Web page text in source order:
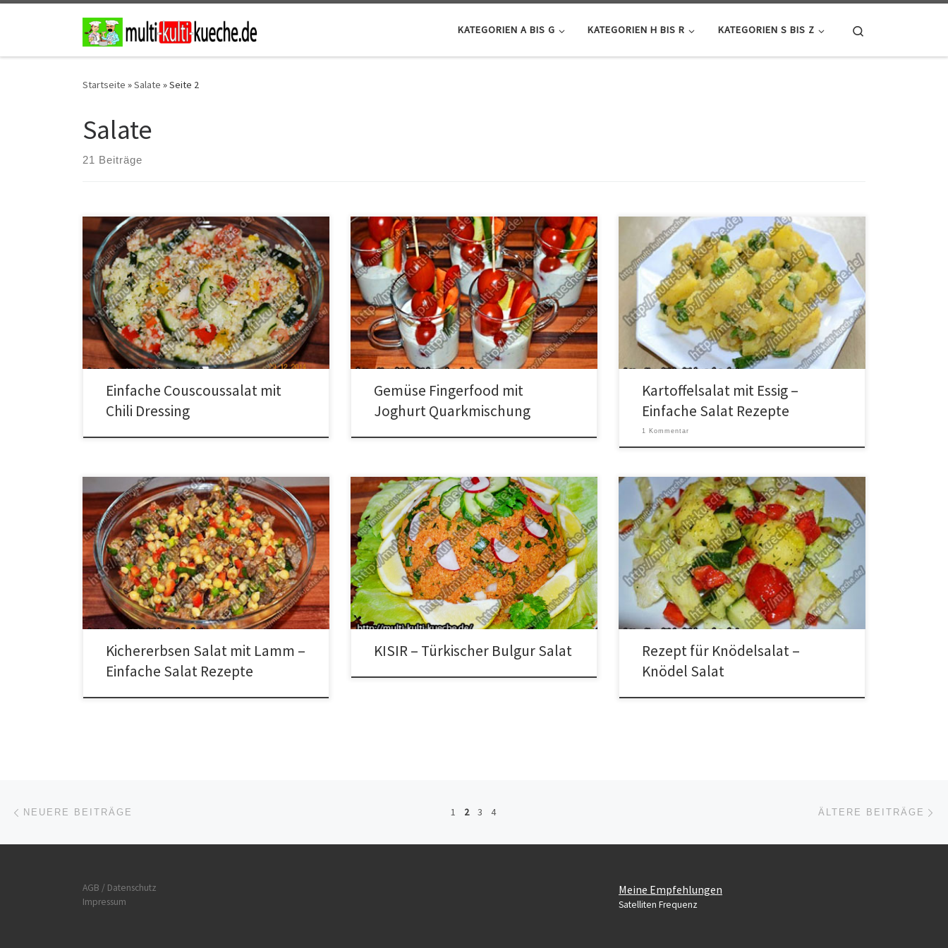
Zum Inhalt springen
KATEGORIEN A BIS G KATEGORIEN H BIS R KATEGORIEN S BIS Z
Startseite »Salate »Seite 2
Salate
21 Beiträge
Zutaten 100g Couscousca. 150ml Wasser (Couscous
muss gut bedeckt sein)gemahlenes Chili-pulver1
Knoblauchzehe1 Zwiebel1/2 rote und gelbe
Paprika1/2 Gurke2 Tomatenetwas Dill1 Zitrone3 El
Öletwas SchnittlauchSalz und Pfeffer Zubereitung Den
Couscous mit heißem Wasser übergießen und ziehen
lassen. Die Flüssigkeitszugabe bitte mit der Anweisung
des Herstellers abgleichen. Je nach Typ und Hersteller
[…]
Einfache Couscoussalat mit
Chili Dressing
Zutaten für Gemüse Fingerfood mit Joghurt
Quarkmischung 250g Quark250g Joghurt10
Karottenstreifen10 Gurkenstreifen15 kleine Tomaten5
Paprikastreifen1 KnoblauchzeheDillSalz Zubereitung
Den Joghurt mit dem Quark, dem Dill, dem Salz und
dem gepressten Knobi vermischen. Nun den
Quarkmischung in die Gläser verteilen. Jetzt die
Gemüsestreifen hinein geben. Dann je Glas drei
Tomaten auf ein […]
Gemüse Fingerfood mit
Joghurt Quarkmischung
Zutaten für Kartoffelsalat mit Essig 7 Kartoffeln1 Bund
Lauchzwiebelnca. 2-3 EL EssigSalz, Pfeffer
Zubereitung Die Kartoffeln waschen und kochen. Die
Schale der Kartoffeln entfernen die Kartoffeln klein
schneiden und in eine Schüssel füllen. Die
Lauchzwiebeln ebenfalls klein schneiden und zu den
Kartoffeln geben. Mit Salz, Pfeffer und Essig
abschmecken und […]
Kartoffelsalat mit Essig –
Einfache Salat Rezepte
1 Kommentar
Zutaten 400g Lamm400g Kichererbsen1 Aubergine2
Zwiebeln1 LimetteLauchzwiebeln1 Knoblauchzehe1
rote PaprikaOlivenöl1 Tl. Sambal OelekSalz, Pfeffer
Zubereitung Alles waschen und klein schneiden. Etwas
Öl in die Pfanne geben und die Zwiebeln, Knobi und
Fleisch darin braten. Die Auberginen dazu geben und
weiter braten. Die Limette auspressen. Und mit Salz,
Pfeffer, Sambal Oelek […]
Kichererbsen Salat mit Lamm –
Einfache Salat Rezepte
Zutaten für den Kisir Zubereitung Den Bulgur Salzen
und mit heißem Wasser übergießen so dass der ganze
Bulgur etwas bedeckt ist, dann einfach stehen lassen
bis er das gesamte Wasser aufgesogen hat. Das
Tomatenmark mit dem Zitronensaft, dem Öl und den
Passierten Tomaten vermischen. Die klein
geschnittenen Zwiebeln, die Lauchzwiebeln […]
KISIR – Türkischer Bulgur Salat
Zutaten für Knödelsalat / Knödel Salat 12 Mini Knödel1
Paprika1/2 Gurke1/2 Eisbergsalatmini Tomaten1 Salat
Krönungetwas Öl Zubereitung Den Eisbergsalat, die
Paprika und Gurke klein schneiden. Salzwasser zum
kochen bringen, und die (Knödel) solange kochen bis
sie an der Oberfläche schwimmen. In der Zwischenzeit
das Gemüse in die Schüssel geben. Die […]
Rezept für Knödelsalat –
Knödel Salat
Beitrags-Navigation
NEUERE BEITRÄGE 1 2 3 4 ÄLTERE BEITRÄGE
AGB / Datenschutz
Impressum
Meine Empfehlungen
Satelliten Frequenz